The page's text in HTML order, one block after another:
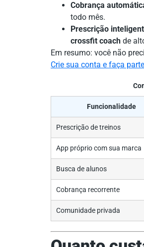
Cobrança
todo mês.
Prescrição
crossfit coach de
Em resumo: você não
Crie sua conta e faça
Funcionalidade
Prescrição de treinos
App próprio com sua marca
Busca de alunos
Cobrança recorrente
Comunidade privada